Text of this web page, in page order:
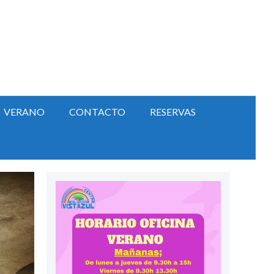
VERANO CONTACTO RESERVAS